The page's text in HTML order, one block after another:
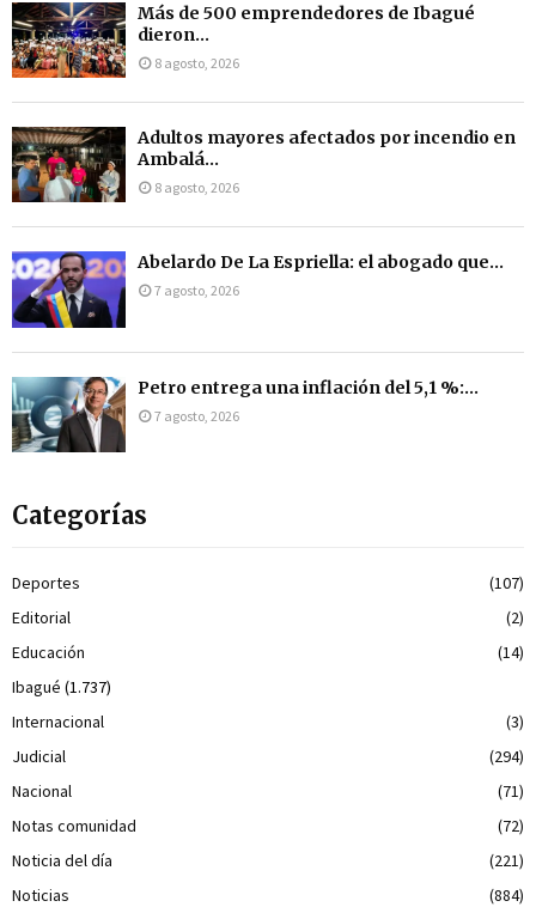
Más de 500 emprendedores de Ibagué
dieron...
8 agosto, 2026
Adultos mayores afectados por incendio en
Ambalá...
8 agosto, 2026
Abelardo De La Espriella: el abogado que...
7 agosto, 2026
Petro entrega una inflación del 5,1 %:...
7 agosto, 2026
Categorías
Deportes
(107)
Editorial
(2)
Educación
(14)
Ibagué (1.737)
Internacional
(3)
Judicial
(294)
Nacional
(71)
Notas comunidad
(72)
Noticia del día
(221)
Noticias
(884)